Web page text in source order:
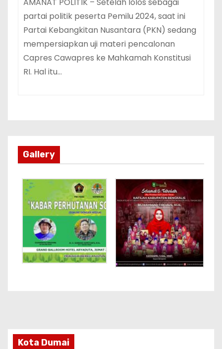
partai politik peserta Pemilu 2024, saat ini
Partai Kebangkitan Nusantara (PKN) sedang
mempersiapkan uji materi pencalonan
Capres Cawapres ke Mahkamah Konstitusi
RI. Hal itu…
Gallery
Kota Dumai